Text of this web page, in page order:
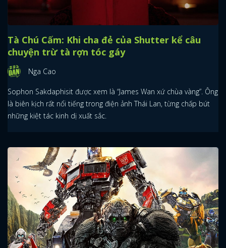
Tà Chú Cấm: Khi cha đẻ của Shutter kể câu
chuyện trừ tà rợn tóc gáy
Nga Cao
Sophon Sakdaphisit được xem là “James Wan xứ chùa vàng”. Ông
là biên kịch rất nổi tiếng trong điện ảnh Thái Lan, từng chấp bút
những kiệt tác kinh dị xuất sắc.